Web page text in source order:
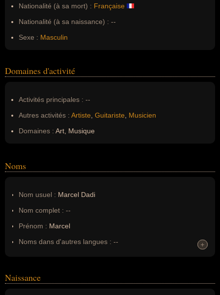
Nationalité (à sa mort) : Française
Nationalité (à sa naissance) : --
Sexe : Masculin
Domaines d'activité
Activités principales : --
Autres activités : Artiste Guitariste
Musicien
Domaines : Art, Musique
Noms
Nom usuel : Marcel Dadi
Nom complet : --
Prénom : Marcel
Noms dans d'autres langues : --
Nom de famille :Dadi
+
+
Naissance